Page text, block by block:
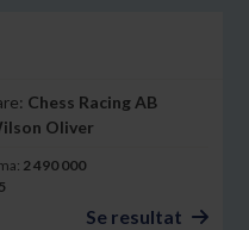
Chess Racing AB
Oliver
2 490 000
Se resultat